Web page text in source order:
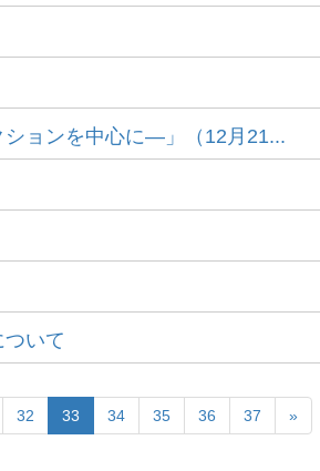
ョンを中心に―」（12月21...
いて
32 33 34 35 36 37 »